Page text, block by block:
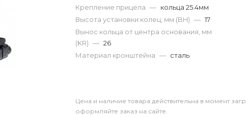
Крепление прицела — кольца 25.4мм
Высота установки колец, мм (BH) — 17
Вынос кольца от центра основания, мм
(KR) — 26
Материал кронштейна — сталь
Цена и наличие товара действительна в момент
оформляйте заказ на сайте.